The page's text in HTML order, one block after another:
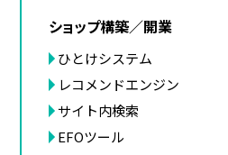
ショップ構築／開業
ひとけシステム
レコメンドエンジン
サイト内検索
EFOツール